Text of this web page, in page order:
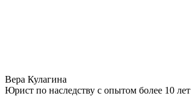
Вера Кулагина
Юрист по наследству с опытом более 10 лет